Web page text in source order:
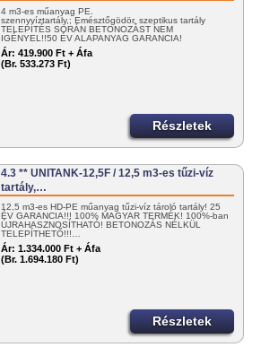
4 m3-es műanyag PE.
szennyvíztartály,; Emésztőgödör, szeptikus tartály
TELEPÍTÉS SORÁN BETONOZÁST NEM
IGÉNYEL!!50 ÉV ALAPANYAG GARANCIA!
MAGYAR…
Ár: 419.900 Ft + Áfa
(Br. 533.273 Ft)
Részletek
4.3 ** UNITANK-12,5F / 12,5 m3-es tűzi-víz
tartály,…
12,5 m3-es HD-PE műanyag tűzi-víz tároló tartály! 25
ÉV GARANCIA!!! 100% MAGYAR TERMÉK! 100%-ban
ÚJRAHASZNOSÍTHATÓ! BETONOZÁS NÉLKÜL
TELEPÍTHETŐ!!!…
Ár: 1.334.000 Ft + Áfa
(Br. 1.694.180 Ft)
Részletek